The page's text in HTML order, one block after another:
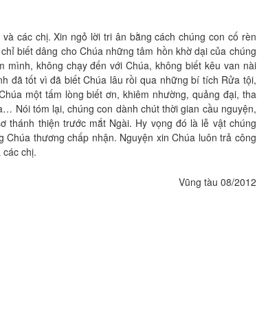
các chị. Xin ngỏ lời tri ân bằng cách chúng con cố rèn
biết dâng cho Chúa những tâm hồn khờ dại của chúng
không chạy đến với Chúa, không biết kêu van nài
đã tốt vì đã biết Chúa lâu rồi qua những bí tích Rửa tội,
một tấm lòng biết ơn, khiêm nhường, quảng đại, tha
Nói tóm lại, chúng con dành chút thời gian cầu nguyện,
thánh thiện trước mắt Ngài. Hy vọng đó là lễ vật chúng
thương chấp nhận. Nguyện xin Chúa luôn trả công
chị.
Vũng tàu 08/2012